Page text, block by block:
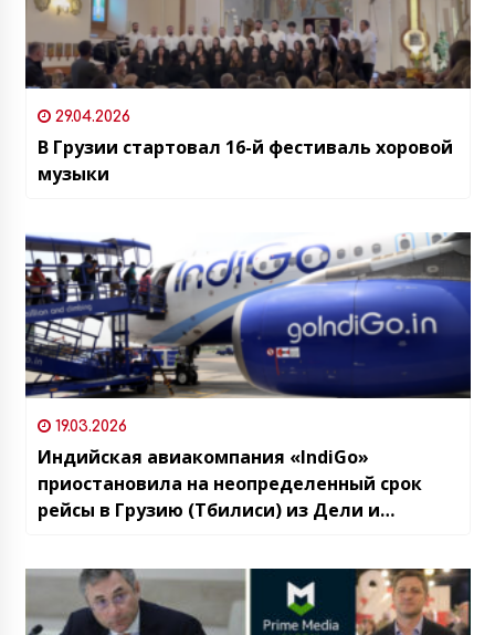
29.04.2026
В Грузии стартовал 16-й фестиваль хоровой
музыки
19.03.2026
Индийская авиакомпания «IndiGo»
приостановила на неопределенный срок
рейсы в Грузию (Тбилиси) из Дели и